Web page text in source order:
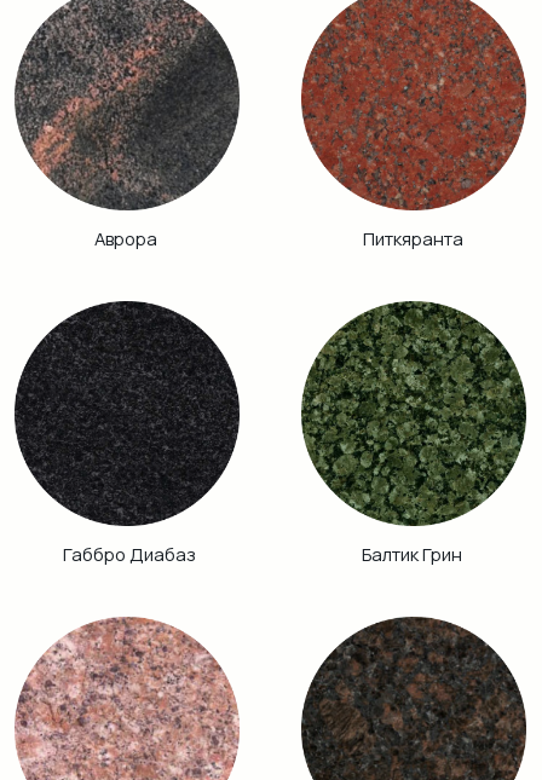
Хибинит
Винга Дымовский
Кузнечный
Гранатовый
Амфиболит